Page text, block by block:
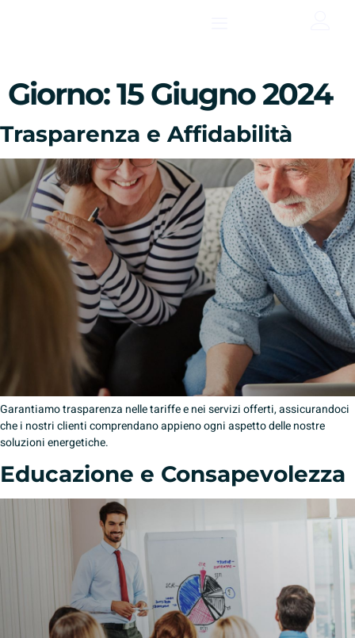
Giorno:15 Giugno 2024
Trasparenza e Affidabilità
Garantiamo trasparenza nelle tariffe e nei servizi offerti, assicurandoci
che i nostri clienti comprendano appieno ogni aspetto delle nostre
soluzioni energetiche.
Educazione e Consapevolezza